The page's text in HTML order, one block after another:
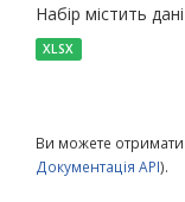
Набір містить
XLSX
Ви можете отримати
Документація API).